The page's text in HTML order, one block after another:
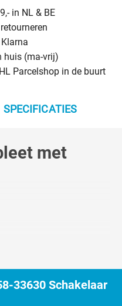
in NL & BE
huis (ma-vrij)
Parcelshop in de buurt
SPECIFICATIES
met
33630 Schakelaar